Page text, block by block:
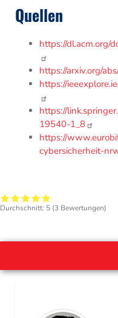
Quellen
https://dl.acm.org/
https://arxiv.org/
https://
https://
19540-1_8
https://
cybersicherheit-
Durchschnitt: 5 (3 Bewertungen)